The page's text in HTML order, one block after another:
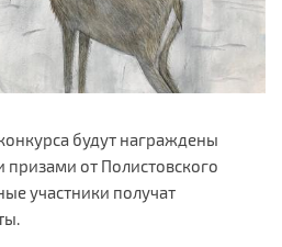
будут награждены
от Полистовского
участники получат